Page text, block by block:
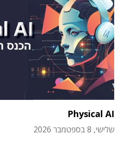
Physical AI
שלישי, 8 בספטמבר 2026